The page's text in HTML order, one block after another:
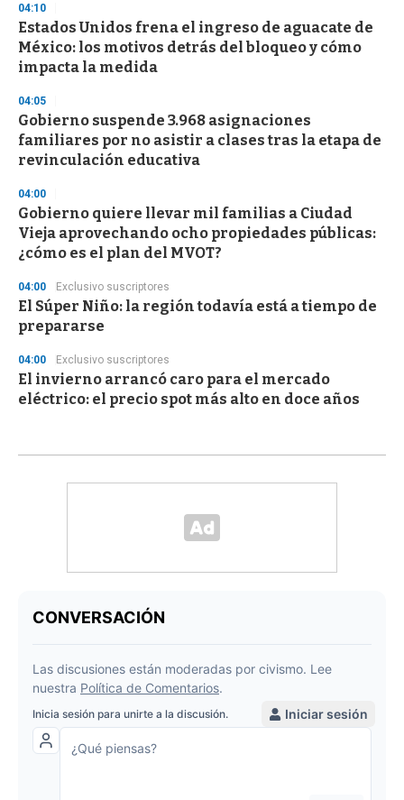
04:10
Estados Unidos frena el ingreso de aguacate de
México: los motivos detrás del bloqueo y cómo
impacta la medida
04:05
Gobierno suspende 3.968 asignaciones
familiares por no asistir a clases tras la etapa de
revinculación educativa
04:00
Gobierno quiere llevar mil familias a Ciudad
Vieja aprovechando ocho propiedades públicas:
¿cómo es el plan del MVOT?
04:00 Exclusivo suscriptores
El Súper Niño: la región todavía está a tiempo de
prepararse
04:00 Exclusivo suscriptores
El invierno arrancó caro para el mercado
eléctrico: el precio spot más alto en doce años